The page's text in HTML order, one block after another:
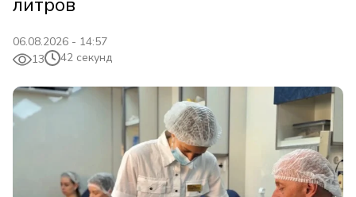
06.08.2026 - 14:57
13
42 секунд